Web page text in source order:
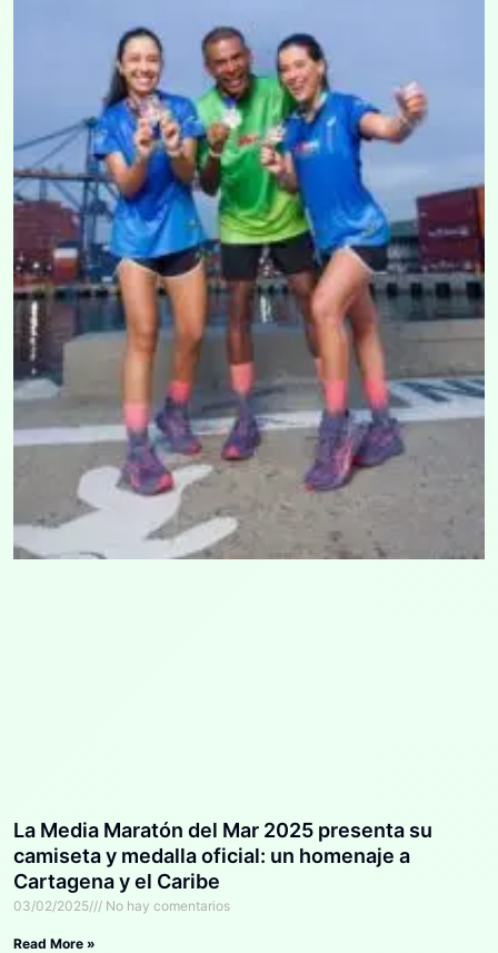
La Media Maratón del Mar 2025 presenta su
camiseta y medalla oficial: un homenaje a
Cartagena y el Caribe
03/02/2025 No hay comentarios
Read More »